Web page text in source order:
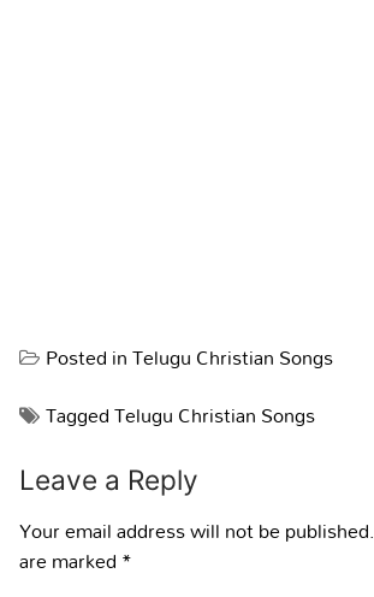
Posted inTelugu Christian Songs
TaggedTelugu Christian Songs
Leave a Reply
Your email address will not be published.
are marked*